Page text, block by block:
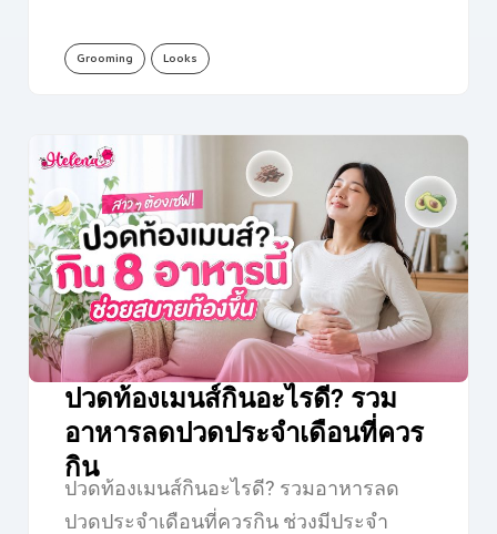
Grooming Looks
ปวดท้องเมนส์กินอะไรดี? รวม
อาหารลดปวดประจำเดือนที่ควร
กิน
ปวดท้องเมนส์กินอะไรดี? รวมอาหารลด
ปวดประจำเดือนที่ควรกิน ช่วงมีประจำ